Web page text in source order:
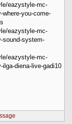
eazystyle-mc-
where-you-come-
eazystyle-mc-
sound-system-
eazystyle-mc-
diena-live-gadi10